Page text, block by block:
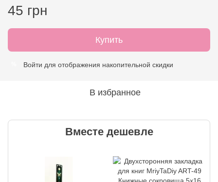
45 грн
Купить
Войти для отображения накопительной скидки
В избранное
Вместе дешевле